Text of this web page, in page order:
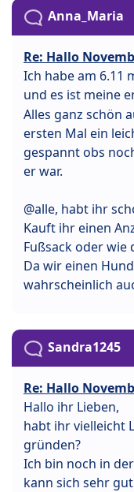
Anna_Maria
Re: Hallo
Ich habe am 6.11
und es ist meine
Alles ganz schön
ersten Mal ein
gespannt obs
er war.
@alle, habt ihr
Kauft ihr einen
Fußsack oder wie
Da wir einen
wahrscheinlich
Sandra1245
Re: Hallo
Hallo ihr Lieben,
habt ihr vielleicht
gründen?
Ich bin noch in
kann sich sehr